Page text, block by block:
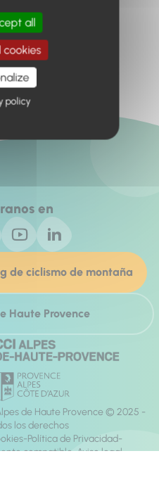
l'accueil
en
de ciclismo de montaña
Haute Provence
de Haute Provence © 2025 -
los derechos
Política de Privacidad
compatible Aviso legal
all
cookies
policy